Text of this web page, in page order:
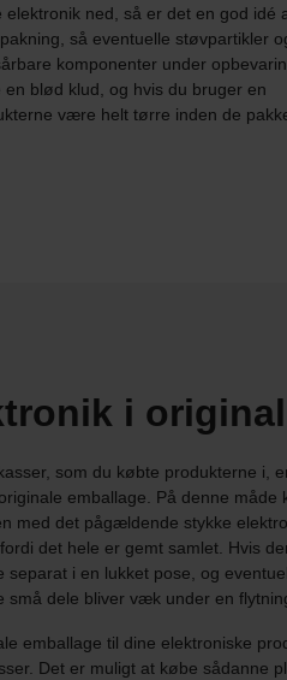
ned, så er det en god idé
så eventuelle støvpartikler
komponenter under
blød klud, og hvis du bruger en
være helt tørre inden de
i
som du købte produkterne i,
emballage. På denne
med det pågældende stykke
det hele er gemt samlet. Hvis
separat i en lukket pose, og
små dele bliver væk under en
emballage til dine elektroniske
Det er muligt at købe sådanne